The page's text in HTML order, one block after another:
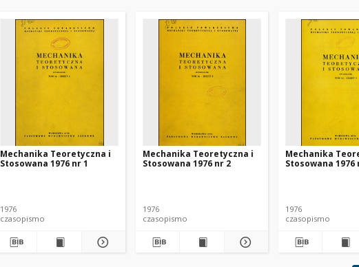
Mechanika Teoretyczna i
Stosowana 1976 nr 1
1976
czasopismo
Mechanika Teoretyczna i
Stosowana 1976 nr 2
1976
czasopismo
Mechanika
Stosowana 1976
1976
czasopismo